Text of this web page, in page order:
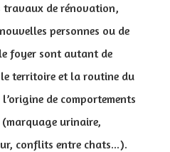
travaux de rénovation,
personnes ou de
foyer sont autant de
territoire et la routine du
de comportements
urinaire,
conflits entre chats...).